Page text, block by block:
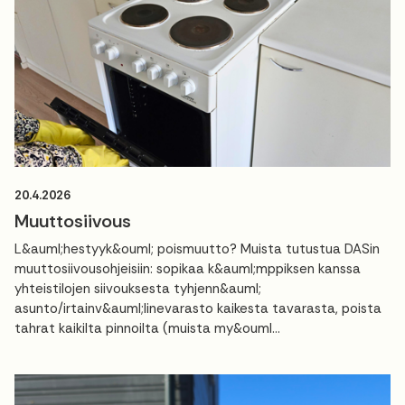
20.4.2026
Muuttosiivous
L&auml;hestyyk&ouml; poismuutto? Muista tutustua DASin
muuttosiivousohjeisiin: sopikaa k&auml;mppiksen kanssa
yhteistilojen siivouksesta tyhjenn&auml;
asunto/irtainv&auml;linevarasto kaikesta tavarasta, poista
tahrat kaikilta pinnoilta (muista my&ouml...